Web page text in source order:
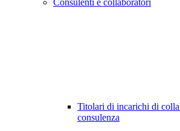
Consulenti e collaboratori
Titolari di incarichi di
consulenza